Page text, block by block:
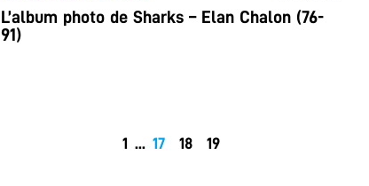
L’album photo de Sharks – Elan Chalon (76-
91)
1 ... 17 18 19